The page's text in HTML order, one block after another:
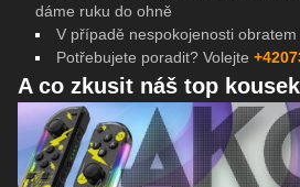
dáme ruku do ohně
V případě nespokojenosti
Potřebujete poradit? Volejte
A co zkusit náš top